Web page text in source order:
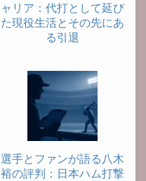
ャリア：代打として延び
た現役生活とその先にあ
る引退
選手とファンが語る八木
裕の評判：日本ハム打撃